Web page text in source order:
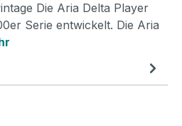
Die Aria Delta Player
Serie entwickelt. Die Aria